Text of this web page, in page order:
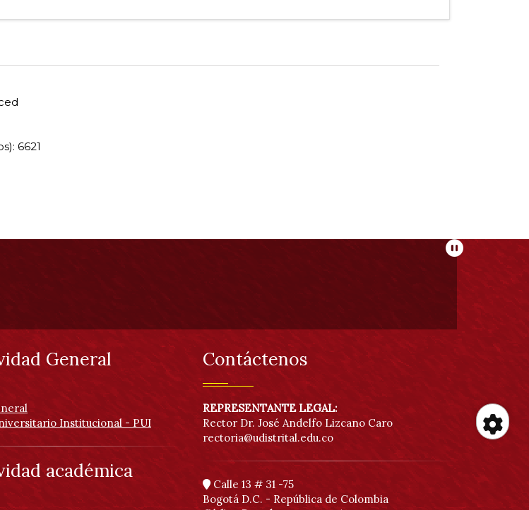
6621
General
Institucional - PUI
académica
Contáctenos
REPRESENTANTE LEGAL:
Rector Dr. José Andelfo Lizcano Caro
rectoria@udistrital.edu.co
Calle 13 # 31 -75
Bogotá D.C. - República de Colombia